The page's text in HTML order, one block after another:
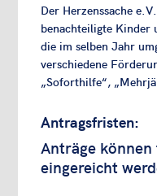
Der Herzenssache
benachteiligte Kinder
die im selben Jahr
verschiedene
„Soforthilfe“,
Antragsfristen:
Anträge
eingereicht